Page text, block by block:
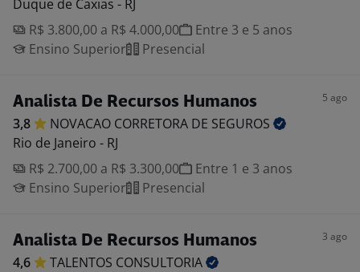
Duque de Caxias - RJ
R$ 3.800,00 a R$ 4.000,00
Entre 3 e 5 anos
Ensino Superior
Presencial
Analista De Recursos Humanos 5 ago
3,8 NOVACAO CORRETORA DE SEGUROS
Rio de Janeiro - RJ
R$ 2.700,00 a R$ 3.300,00
Entre 1 e 3 anos
Ensino Superior
Presencial
Analista De Recursos Humanos 3 ago
4,6 TALENTOS CONSULTORIA